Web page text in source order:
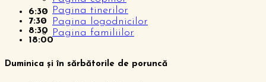
Pagina tinerilor
Pagina logodnicilor
Pagina familiilor
6:30
7:30
8:30
18:00
Duminica și în sărbătorile de poruncă